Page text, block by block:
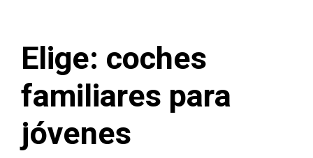
Elige: coches
familiares para
jóvenes